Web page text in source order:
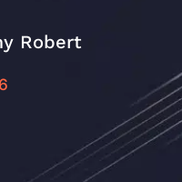
Robert